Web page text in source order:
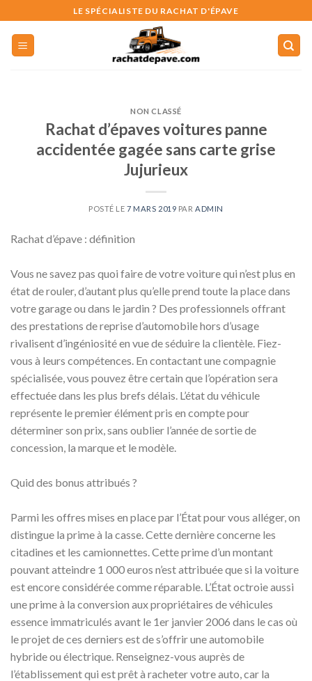
to
content
LE SPÉCIALISTE DU RACHAT D'ÉPAVE
NON CLASSÉ
Rachat d’épaves voitures panne
accidentée gagée sans carte grise
Jujurieux
POSTÉ LE7 MARS 2019 PAR ADMIN
Rachat d’épave : définition
Vous ne savez pas quoi faire de votre voiture qui n’est plus en
état de rouler, d’autant plus qu’elle prend toute la place dans
votre garage ou dans le jardin ? Des professionnels offrant
des prestations de reprise d’automobile hors d’usage
rivalisent d’ingéniosité en vue de séduire la clientèle. Fiez-
vous à leurs compétences. En contactant une compagnie
spécialisée, vous pouvez être certain que l’opération sera
effectuée dans les plus brefs délais. L’état du véhicule
représente le premier élément pris en compte pour
déterminer son prix, sans oublier l’année de sortie de
concession, la marque et le modèle.
Quid des bonus attribués ?
Parmi les offres mises en place par l’État pour vous alléger, on
distingue la prime à la casse. Cette dernière concerne les
citadines et les camionnettes. Cette prime d’un montant
pouvant atteindre 1 000 euros n’est attribuée que si la voiture
est encore considérée comme réparable. L’État octroie aussi
une prime à la conversion aux propriétaires de véhicules
essence immatriculés avant le 1er janvier 2006 dans le cas où
le projet de ces derniers est de s’offrir une automobile
hybride ou électrique. Renseignez-vous auprès de
l’établissement qui est prêt à racheter votre auto, car la